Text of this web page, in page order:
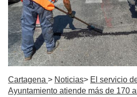
Cartagena Noticias
El servicio
Ayuntamiento atiende más de 170